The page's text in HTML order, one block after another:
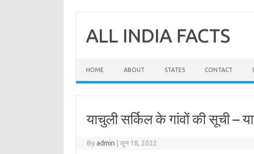
contentALL INDIA FACTS
HOME ABOUT STATES CONTACT
याचुली सर्किल के गांवों की सूची –
Byadmin जून 18, 2022